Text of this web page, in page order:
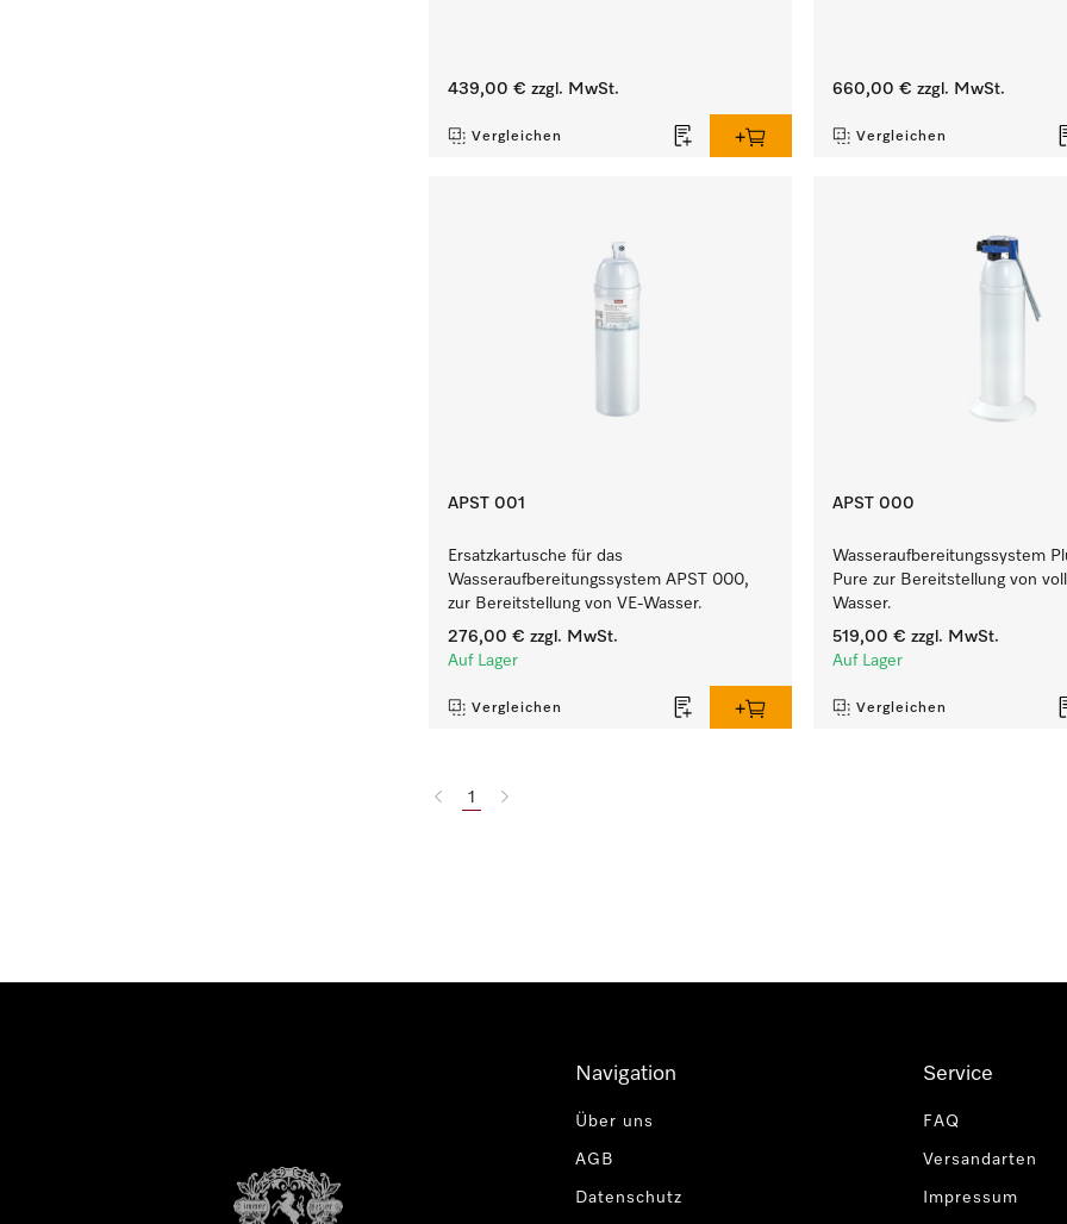
439,00 € zzgl. MwSt.
Vergleichen
660,00 € zzgl. MwSt.
Vergleichen
APST 001
Ersatzkartusche für das
Wasseraufbereitungssystem APST 000,
zur Bereitstellung von VE-Wasser.
276,00 € zzgl. MwSt.
Auf Lager
Vergleichen
APST 000
Wasseraufbereitungssystem
Pure zur Bereitstellung von
Wasser.
519,00 € zzgl. MwSt.
Auf Lager
Vergleichen
1
Navigation
Über uns
AGB
Datenschutz
Service
FAQ
Versandarten
Impressum